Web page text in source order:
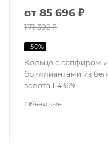
Кольцо с сапфиром
бриллиантами из
золота 114369
Объёмные
от85 696 ₽
171 392 ₽
-50%